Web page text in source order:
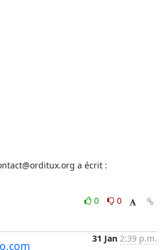
a écrit :
0
0
31 Jan 2:39 p.m.